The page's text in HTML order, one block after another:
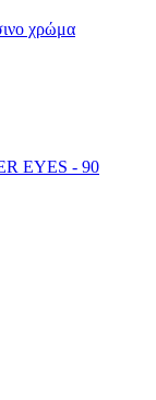
χρώμα
EYES - 90